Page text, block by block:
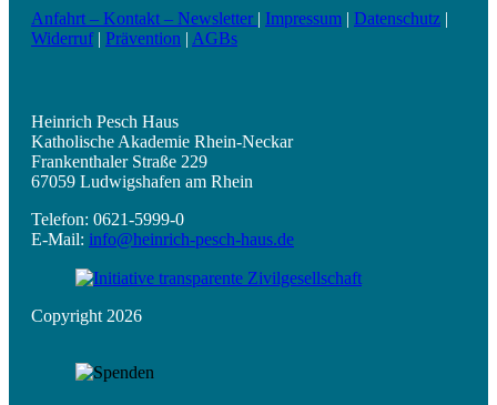
Anfahrt – Kontakt – Newsletter | Impressum | Datenschutz |
Widerruf| Prävention | AGBs
Heinrich Pesch Haus
Katholische Akademie Rhein-Neckar
Frankenthaler Straße 229
67059 Ludwigshafen am Rhein
Telefon: 0621-5999-0
E-Mail: info@heinrich-pesch-haus.de
Copyright 2026